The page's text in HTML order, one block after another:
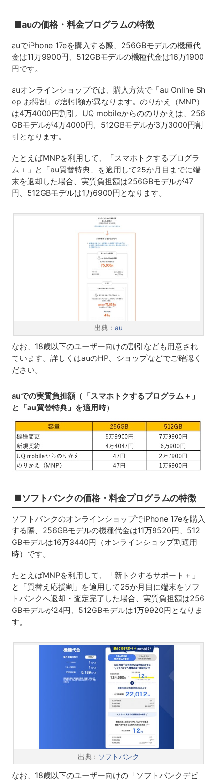
■auの価格・料金プログラムの特徴
auでiPhone 17eを購入する際、256GBモデルの機種代
金は11万9900円、512GBモデルの機種代金は16万1900
円です。
auオンラインショップでは、購入方法で「au Online Sh
op お得割」の割引額が異なります。のりかえ（MNP）
は4万4000円割引。UQ mobileからののりかえは、256
GBモデルが4万4000円、512GBモデルが3万3000円割
引となります。
たとえばMNPを利用して、「スマホトクするプログラ
ム＋」と「au買替特典」を適用して25か月目までに端
末を返却した場合、実質負担額は256GBモデルが47
円、512GBモデルは1万6900円となります。
出典： au
なお、18歳以下のユーザー向けの割引なども用意され
ています。詳しくはauのHP、ショップなどでご確認く
ださい。
auでの実質負担額（「スマホトクするプログラム＋」
と「au買替特典」を適用時）
■ソフトバンクの価格・料金プログラムの特徴
ソフトバンクのオンラインショップでiPhone 17eを購入
する際、256GBモデルの機種代金は11万9520円、512
GBモデルは16万3440円（オンラインショップ割適用
時）です。
たとえばMNPを利用して、「新トクするサポート＋」
と「買替え応援割」を適用して25か月目に端末をソフ
トバンクへ返却・査定完了した場合、実質負担額は256
GBモデルが24円、512GBモデルは1万9920円となりま
す。
出典： ソフトバンク
なお、18歳以下のユーザー向けの「ソフトバンクデビ